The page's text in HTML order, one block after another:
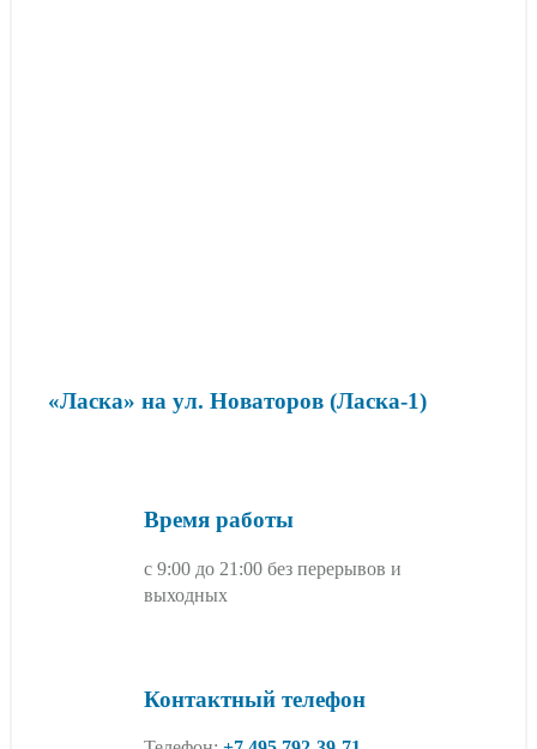
«Ласка» на ул. Новаторов (Ласка-1)
Время работы
с 9:00 до 21:00 без перерывов и
выходных
Контактный телефон